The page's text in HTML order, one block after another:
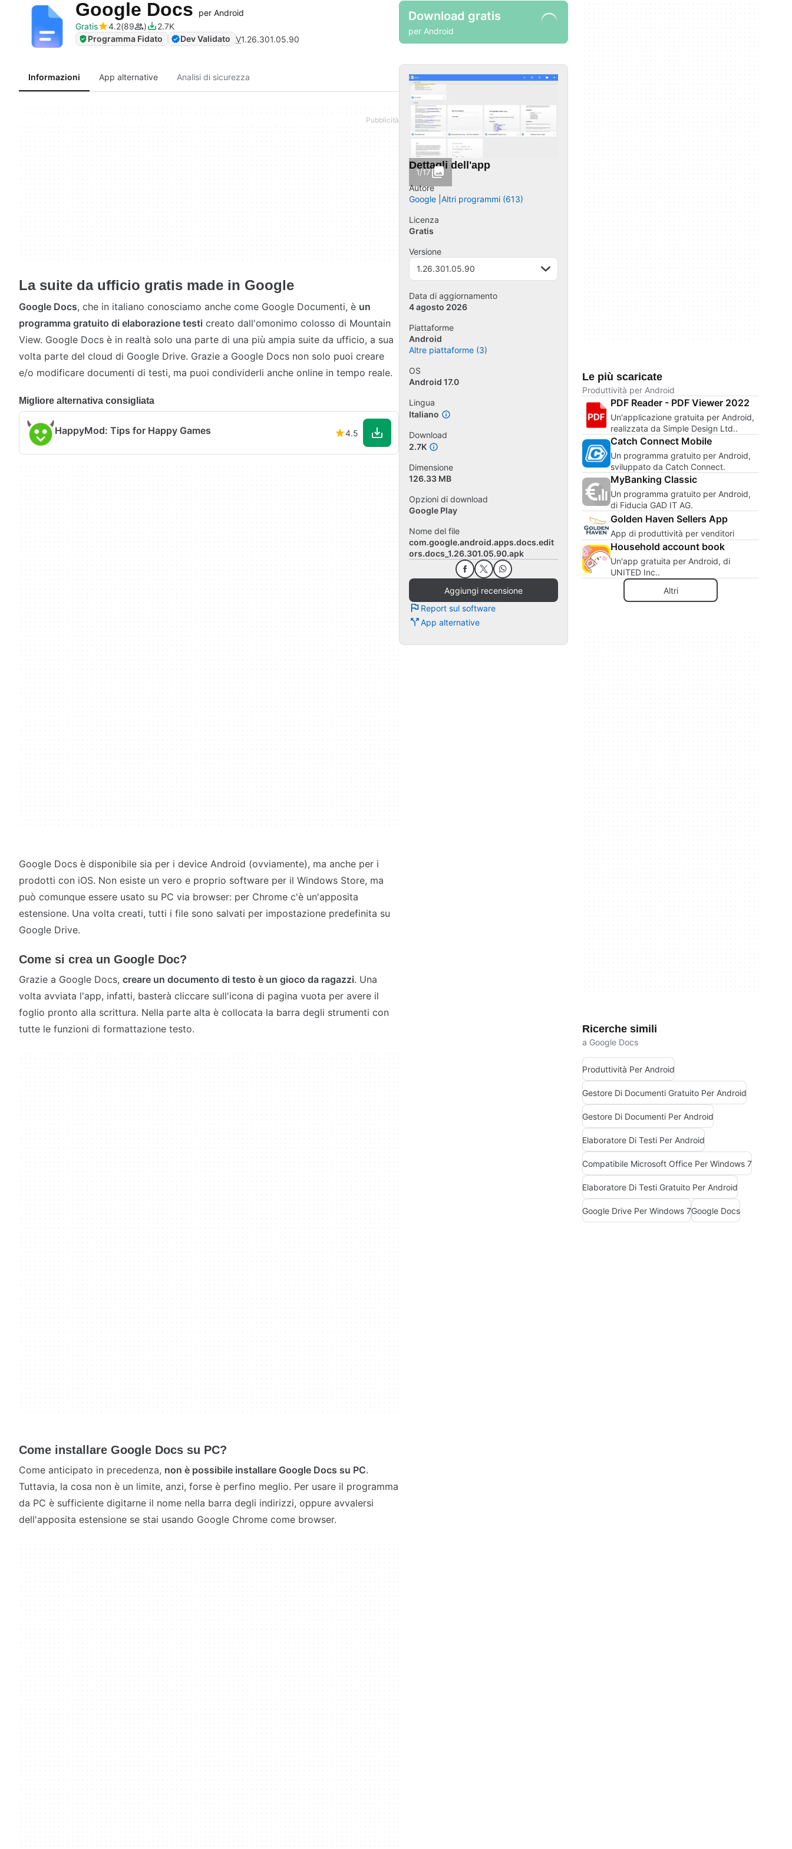
Google Docs
per Android
Gratis
4.2 89
2.7K
Programma Fidato
Dev Validato V1.26.301.05.90
Download gratis
per Android
Informazioni App alternative Analisi di sicurezza
La suite da ufficio gratis made in Google
Google Docs, che in italiano conosciamo anche come Google Documenti, è un
programma gratuito di elaborazione testi creato dall'omonimo colosso di Mountain
View. Google Docs è in realtà solo una parte di una più ampia suite da ufficio, a sua
volta parte del cloud di Google Drive. Grazie a Google Docs non solo puoi creare
e/o modificare documenti di testi, ma puoi condividerli anche online in tempo reale.
Migliore alternativa consigliata
HappyMod: Tips for Happy Games 4.5
Google Docs è disponibile sia per i device Android (ovviamente), ma anche per i
prodotti con iOS. Non esiste un vero e proprio software per il Windows Store, ma
può comunque essere usato su PC via browser: per Chrome c'è un'apposita
estensione. Una volta creati, tutti i file sono salvati per impostazione predefinita su
Google Drive.
Come si crea un Google Doc?
Grazie a Google Docs, creare un documento di testo è un gioco da ragazzi. Una
volta avviata l'app, infatti, basterà cliccare sull'icona di pagina vuota per avere il
foglio pronto alla scrittura. Nella parte alta è collocata la barra degli strumenti con
tutte le funzioni di formattazione testo.
Come installare Google Docs su PC?
Come anticipato in precedenza, non è possibile installare Google Docs su PC.
Tuttavia, la cosa non è un limite, anzi, forse è perfino meglio. Per usare il programma
da PC è sufficiente digitarne il nome nella barra degli indirizzi, oppure avvalersi
dell'apposita estensione se stai usando Google Chrome come browser.
1/17
Dettagli dell'app
Autore
Google Altri programmi (613)
Licenza
Gratis
Versione
1.26.301.05.90
Data di aggiornamento
4 agosto 2026
Piattaforme
Android
Altre piattaforme (3)
OS
Android 17.0
Lingua
Italiano
Download
2.7K
Dimensione
126.33 MB
Opzioni di download
Google Play
Nome del file
com.google.android.apps.docs.edit
ors.docs_1.26.301.05.90.apk
Aggiungi recensione
Report sul software
App alternative
Le più scaricate
Produttività per Android
PDF Reader - PDF Viewer 2022
Un'applicazione gratuita per Android,
realizzata da Simple Design Ltd..
Catch Connect Mobile
Un programma gratuito per Android,
sviluppato da Catch Connect.
MyBanking Classic
Un programma gratuito per Android,
di Fiducia GAD IT AG.
Golden Haven Sellers App
App di produttività per venditori
Household account book
Un'app gratuita per Android, di
UNITED Inc..
Altri
Ricerche simili
a Google Docs
Produttività Per Android
Gestore Di Documenti Gratuito Per Android
Gestore Di Documenti Per Android
Elaboratore Di Testi Per Android
Compatibile Microsoft Office Per Windows 7
Elaboratore Di Testi Gratuito Per Android
Google Drive Per Windows 7Google Docs